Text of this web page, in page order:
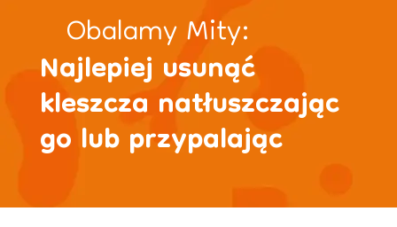
Obalamy Mity:
Najlepiej usunąć
kleszcza natłuszczając
go lub przypalając